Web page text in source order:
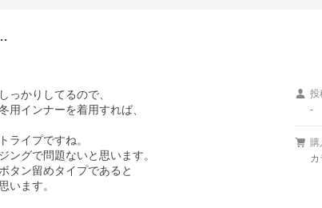
っかりしてるので、
用インナーを着用すれば、
ライプですね。
ングで問題ないと思います。
タン留めタイプであると
います。
投
-
購